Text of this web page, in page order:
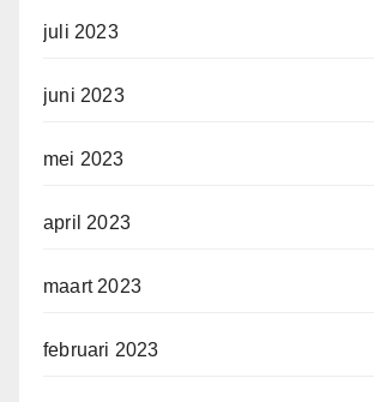
juli 2023
juni 2023
mei 2023
april 2023
maart 2023
februari 2023